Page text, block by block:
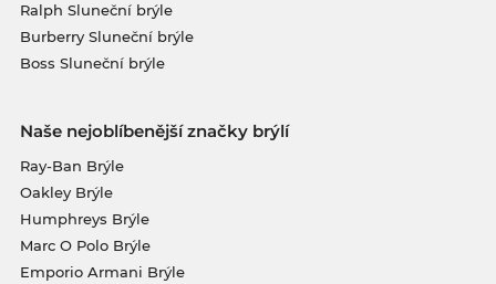
Ralph Sluneční brýle
Burberry Sluneční brýle
Boss Sluneční brýle
Naše nejoblíbenější značky brýlí
Ray-Ban Brýle
Oakley Brýle
Humphreys Brýle
Marc O Polo Brýle
Emporio Armani Brýle